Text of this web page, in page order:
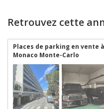
Retrouvez cette
Places de parking en vente à
Monaco Monte-Carlo